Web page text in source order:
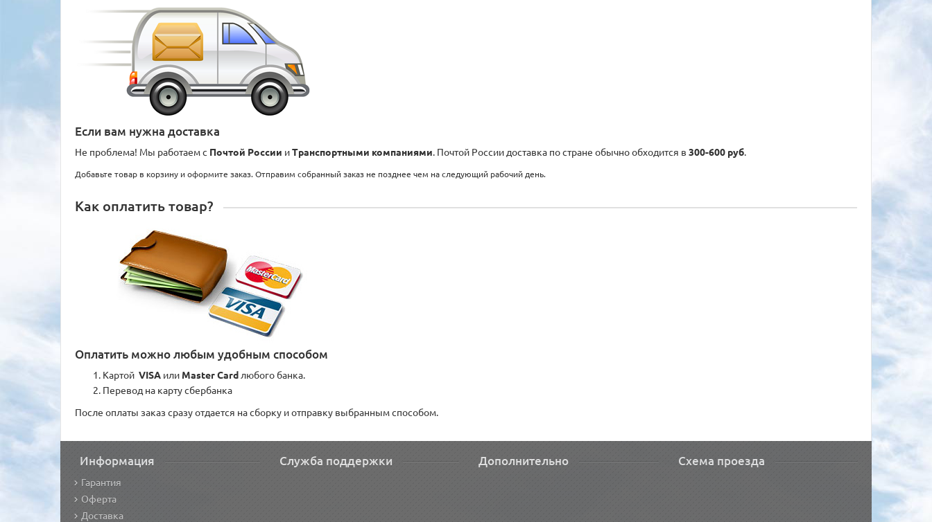
Если вам нужна доставка
Не проблема! Мы работаем с Почтой России иТранспортными компаниями. Почтой России доставка по стране обычно обходится в 300-600 руб.
Добавьте товар в корзину и оформите заказ. Отправим собранный заказ не позднее чем на следующий рабочий день.
Как оплатить товар?
Оплатить можно любым удобным способом
Картой VISA или Master Card любого банка.
Перевод на карту сбербанка
После оплаты заказ сразу отдается на сборку и отправку выбранным способом.
Информация
Гарантия
Оферта
Доставка
Служба поддержки Дополнительно Схема проезда